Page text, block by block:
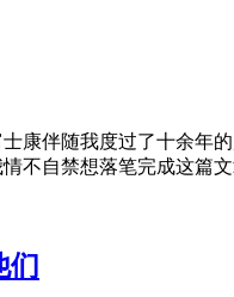
康伴随我度过了十余
不自禁想落笔完成这篇
们